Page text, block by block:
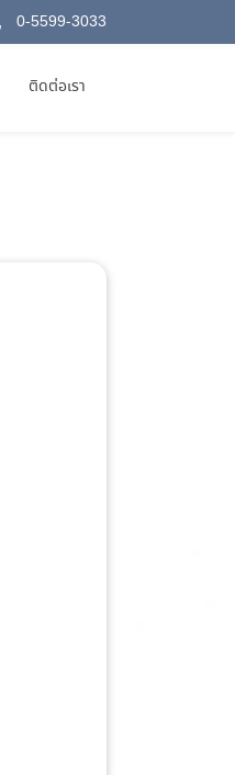
0-5599-3033
ติดต่อเรา